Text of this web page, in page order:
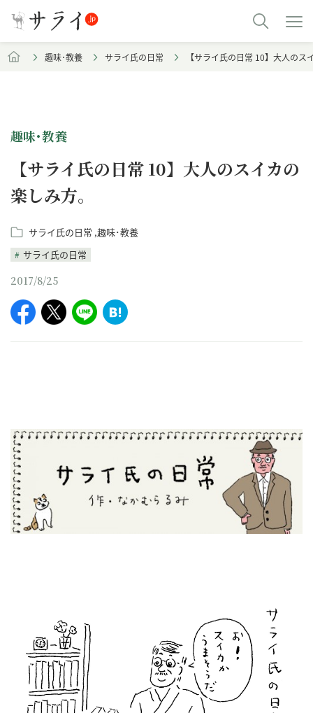
趣味･教養 サライ氏の日常 【サライ氏の日常 10】大人のス
趣味･教養
【サライ氏の日常 10】大人のスイカの
楽しみ方。
サライ氏の日常 趣味･教養
サライ氏の日常
2017/8/25